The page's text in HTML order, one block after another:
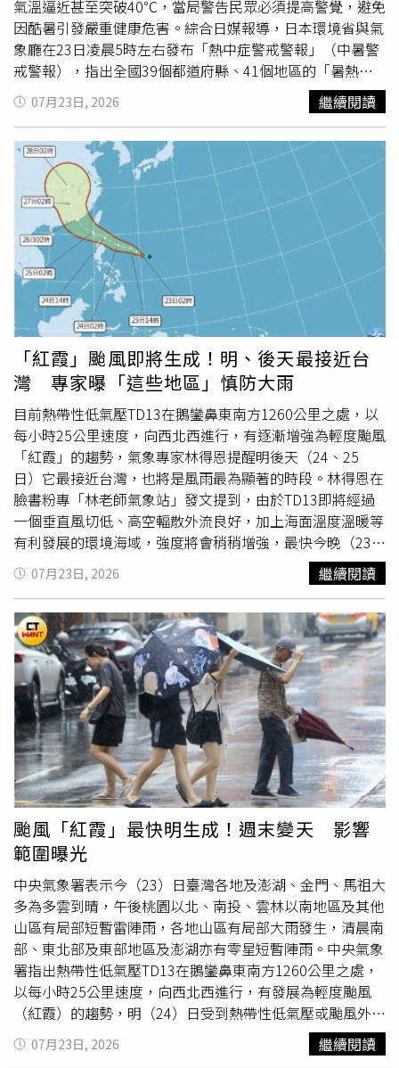
響將快速減弱，預估周六下半天起各地天氣可望陸續回穩。
紅霞雖不直接侵台，但外圍環流仍為東南部帶來明顯降雨，
周六下半天起可望逐漸回穩。（圖／翻攝自臉書，台灣颱風
論壇｜天氣特急）
風發生的可能，民眾須留意炎熱天氣並適時補充水分。中央
氣象署表示，26日隨著颱風逐漸遠離，台灣附近水氣仍然偏
多，南部及花東地區天氣依舊不穩定，仍有間歇性陣雨發生
機會。其他地區則須留意午後受熱力作用及水氣配合，可能
出現局部短延時強降雨或雷陣雨。除了降雨之外，氣象署也
提醒，24日晚間起巴士海峽、台灣東半部及北部海面風浪將
持續增強，恆春半島、東半部沿海及離島可能出現較強陣風
及長浪，呼籲民眾避免前往海邊、河川及山區活動，並持續
留意最新颱風資訊及各項警報。針對外界關注颱風尚未命名
的原因，中央氣象署說明，颱風命名權屬於世界氣象組織轄
下、設於日本的區域專業氣象中心。目前該中心仍將此熱帶
系統列為熱帶性低氣壓，因此尚未賦予國際名稱，中央氣象
署依慣例暫以「NONAME」或「未命名」標示。若後續區
域專業氣象中心也將其升格為颱風，屆時將依規定正式命名
為「紅霞」颱風。
氣溫逼近甚至突破40℃，當局警告民眾必須提高警覺，避免
因酷暑引發嚴重健康危害。綜合日媒報導，日本環境省與氣
象廳在23日凌晨5時左右發布「熱中症警戒警報」（中暑警
戒警報），指出全國39個都道府縣、41個地區的「暑熱壓
力指數」預計將達到33℃以上，代表人體暴露於高溫環境
下，中暑風險極高。根據日本氣象資料，23日清晨開始，各
地氣溫便快速攀升。截至上午11時，神奈川縣海老名市已測
得38.3℃，靜岡縣濱松市天龍地區也達到38.2℃。預測顯
示，午後部分地區將迎來更加嚴峻的高溫，包括山梨縣甲府
市、愛知縣名古屋市、岐阜市以及京都市等地，最高氣溫可
能升至40℃，達到日本所稱的「酷暑日」標準；埼玉縣熊谷
市等地也可能達到39℃。東京都同樣面臨猛烈高溫襲擊，預
測最高氣溫將達38℃。上午9時30分左右，東京市中心氣溫
便突破35℃，連續第4天達到日本氣象界定義的「猛暑日」
（最高氣溫35℃以上）。隨著高溫持續，因中暑送醫的人數
也急速增加。東京消防廳公布的資料顯示，22日東京都內共
有453人因疑似中暑被緊急送醫，較前1天的287人大幅增
加，刷新東京都單日中暑急救人數最高紀錄。日本政府也提
醒民眾，在極端高溫期間，應更加留意室內溫度與濕度變
化，適當使用冷氣等設備，盡量待在陰涼環境，並定時休
息，補充足夠水分與鹽分，以降低中暑風險。當局特別指
出，戶外或沒有冷氣設備的室內場所，在高溫期間進行運
動、勞動或長時間活動，可能對人體造成嚴重傷害，因此應
盡可能取消、延期相關行程，避免進行劇烈運動。此外，高
齡者、身心障礙者以及幼童等族群對高溫較為敏感，更容易
受到熱傷害影響。日本政府呼籲民眾除了注意自身狀況，也
應主動關心身邊親友，確認他們是否安全，避免因高溫造成
不可逆的健康危機。另一方面，日本氣象廳則提醒，23日下
午起，關東甲信地區的大氣環境將變得高度不穩定，部分地
區可能出現雷雨。民眾除了須防範酷暑，也需留意突發性強
降雨與雷擊等天氣變化。
07月23日, 2026 繼續閱讀
「紅霞」颱風即將生成！明、後天最接近台
灣 專家曝「這些地區」慎防大雨
目前熱帶性低氣壓TD13在鵝鑾鼻東南方1260公里之處，以
每小時25公里速度，向西北西進行，有逐漸增強為輕度颱風
「紅霞」的趨勢，氣象專家林得恩提醒明後天（24、25
日）它最接近台灣，也將是風雨最為顯著的時段。林得恩在
臉書粉專「林老師氣象站」發文提到，由於TD13即將經過
一個垂直風切低、高空輻散外流良好，加上海面溫度溫暖等
有利發展的環境海域，強度將會稍稍增強，最快今晚（23
日），就會增強為今年第12號颱風「紅霞」。隨後，循環境
駛流場的導引下，向西轉西北方向移動，當進入南海後，強
度還會再增強一些，但最高也就維持在輕颱等級。林得恩表
示跟昨日預報路徑相比較，紅霞的向北分量也有稍稍增加，
評估七級風暴風半徑大概只有120至150公里之間，依照目
前預測的路徑及運動的速度來推算，最快今晚也會跟著發佈
海上颱風警報，但不會發布陸上颱風警報。林得恩指出明後
天（24、25日）是紅霞颱風最接近台灣的時刻，也將是風
雨最為顯著的時段。迎風面的花東地區及恆春半島有局部短
暫陣雨或 雷雨，並有較大雨勢發生的機率，基隆北海岸、宜
蘭地區及大臺北山區亦有零星短暫陣雨，而其它地區則維持
為多雲到晴天氣；又因颱風外圍環流背風沉降影響，西半部
需留意在此接近階段的極端高溫出現。林得恩提醒紅霞颱風
過後，並無引進顯著的西南氣流；但，因受到南方雲系跟著
北抬的影響，臺灣東部、東南部及南部仍有局部短暫陣雨或
雷雨，基隆北海岸及東北部地區有零星短暫陣雨，以及，午
後有局部短暫雷陣雨的天氣。
07月23日, 2026 繼續閱讀
颱風「紅霞」最快明生成！週末變天 影響
範圍曝光
中央氣象署表示今（23）日臺灣各地及澎湖、金門、馬祖大
多為多雲到晴，午後桃園以北、南投、雲林以南地區及其他
山區有局部短暫雷陣雨，各地山區有局部大雨發生，清晨南
部、東北部及東部地區及澎湖亦有零星短暫陣雨。中央氣象
署指出熱帶性低氣壓TD13在鵝鑾鼻東南方1260公里之處，
以每小時25公里速度，向西北西進行，有發展為輕度颱風
（紅霞）的趨勢，明（24）日受到熱帶性低氣壓或颱風外圍
環流影響，臺灣東部、東南部地區及恆春半島有局部短暫陣
雨或雷雨，基隆北海岸、東北部地區及大臺北山區有零星短
07月23日, 2026 繼續閱讀